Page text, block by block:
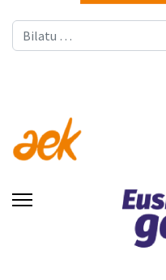
Bilatu